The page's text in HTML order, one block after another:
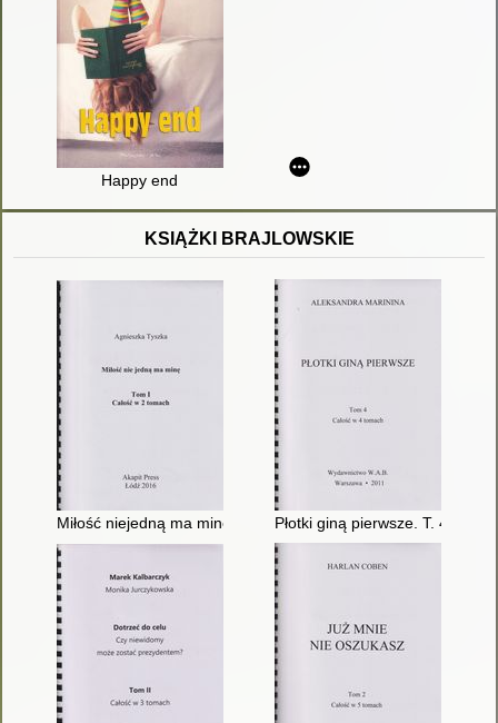
Happy end
KSIĄŻKI BRAJLOWSKIE
Miłość niejedną ma minę. T. 1 Płotki giną pierwsze. T. 4